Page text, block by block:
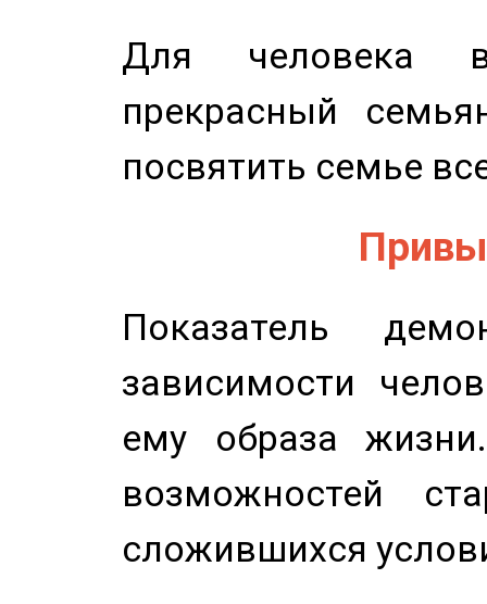
Для человека
прекрасный
посвятить семье
Показатель
зависимости
ему образа
возможностей
сложившихся